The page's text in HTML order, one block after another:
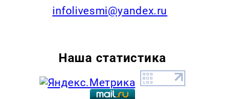
infolivesmi@yandex.ru
Наша статистика